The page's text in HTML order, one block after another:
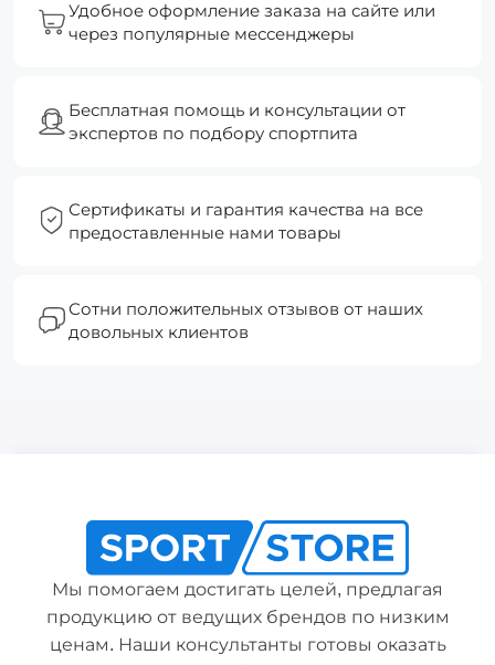
Удобное оформление заказа на сайте или
через популярные мессенджеры
Бесплатная помощь и консультации от
экспертов по подбору спортпита
Сертификаты и гарантия качества на все
предоставленные нами товары
Сотни положительных отзывов от наших
довольных клиентов
Мы помогаем достигать целей, предлагая
продукцию от ведущих брендов по низким
ценам. Наши консультанты готовы оказать